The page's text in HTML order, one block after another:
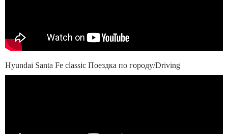
Hyundai Santa Fe classic Поездка по городу/Driving